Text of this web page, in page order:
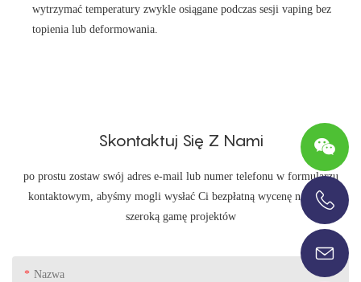
wytrzymać temperatury zwykle osiągane podczas sesji vaping bez
topienia lub deformowania.
Skontaktuj Się Z Nami
po prostu zostaw swój adres e-mail lub numer telefonu w formularzu
kontaktowym, abyśmy mogli wysłać Ci bezpłatną wycenę na naszą
szeroką gamę projektów
Nazwa